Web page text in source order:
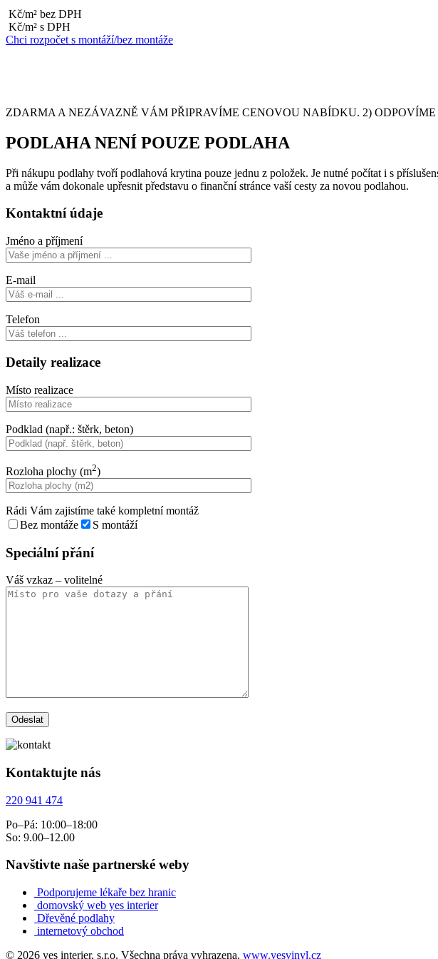
Kč/m² bez DPH
Kč/m² s DPH
Chci rozpočet s montáží/bez montáže
ZDARMA A NEZÁVAZNĚ VÁM PŘIPRAVÍME CENOVOU NABÍDKU. 2)
PODLAHA NENÍ POUZE PODLAHA
Při nákupu podlahy tvoří podlahová krytina pouze jednu z položek. Je nutné počítat i s
a může vám dokonale upřesnit představu o finanční stránce vaší cesty za novou podlahou.
Kontaktní údaje
Jméno a příjmení
E-mail
Telefon
Detaily realizace
Místo realizace
Podklad (např.: štěrk, beton)
Rozloha plochy (m2)
Rádi Vám zajistíme také kompletní montáž
Bez montáže
S montáží
Speciální přání
Váš vzkaz – volitelné
Kontaktujte nás
220 941 474
Po–Pá: 10:00–18:00
So: 9.00–12.00
Navštivte naše partnerské weby
Podporujeme lékaře bez hranic
domovský web yes interier
Dřevěné podlahy
internetový obchod
© 2026 yes interier, s.r.o. Všechna práva vyhrazena. www.yesvinyl.cz